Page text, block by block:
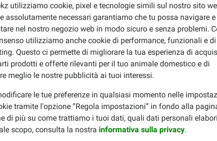
utilizziamo cookie, pixel e tecnologie simili sul nostro sito
assolutamente necessari garantiamo che tu possa navigare e
nel nostro negozio web in modo sicuro e senza problemi.
utilizziamo anche cookie di performance, funzionali e di
Questo ci permette di migliorare la tua esperienza di
prodotti e offerte rilevanti per il tuo animale domestico e di
meglio le nostre pubblicità ai tuoi interessi.
le tue preferenze in qualsiasi momento nelle
tramite l'opzione “Regola impostazioni” in fondo alla
di più su come trattiamo i tuoi dati, quali dati personali
scopo, consulta la nostra informativa sulla privacy.
esempio un alimento senza cereali a base di pollo? Dai
la pagina dedicata aRenskecibo per cani.